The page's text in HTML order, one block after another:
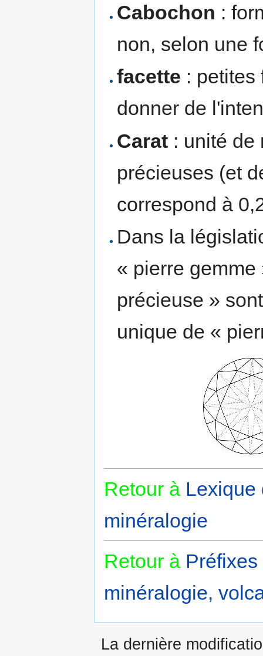
Cabochon :
non, selon une
facette : petites
donner de
Carat : unité de
précieuses (et
correspond à
Dans la
« pierre
précieuse »
unique de «
Retour à Lexique
minéralogie
Retour à
minéralogie,
La dernière